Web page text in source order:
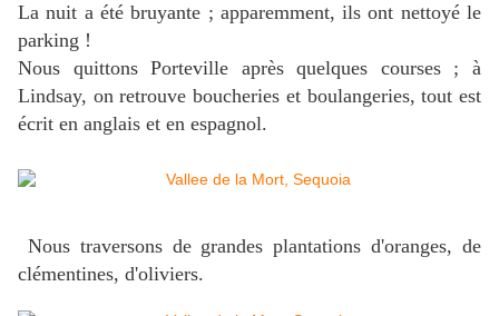
La nuit a été bruyante ; apparemment, ils ont nettoyé le
parking !
Nous quittons Porteville après quelques courses ; à
Lindsay, on retrouve boucheries et boulangeries, tout est
écrit en anglais et en espagnol.
Nous traversons de grandes plantations d'oranges, de
clémentines, d'oliviers.